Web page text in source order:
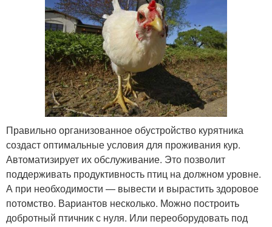
Правильно организованное обустройство курятника
создаст оптимальные условия для проживания кур.
Автоматизирует их обслуживание. Это позволит
поддерживать продуктивность птиц на должном уровне.
А при необходимости — вывести и вырастить здоровое
потомство. Вариантов несколько. Можно построить
добротный птичник с нуля. Или переоборудовать под